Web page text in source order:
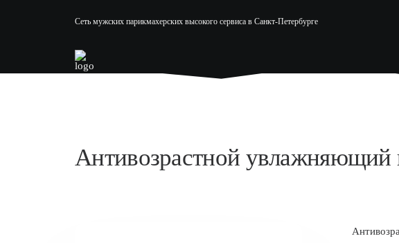
Сеть мужских парикмахерских высокого сервиса в Санкт-Петербурге
Антивозрастной увлажняющий